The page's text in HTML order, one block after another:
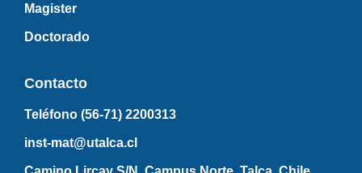
Magister
Doctorado
Contacto
Teléfono (56-71) 2200313
inst-mat@utalca.cl